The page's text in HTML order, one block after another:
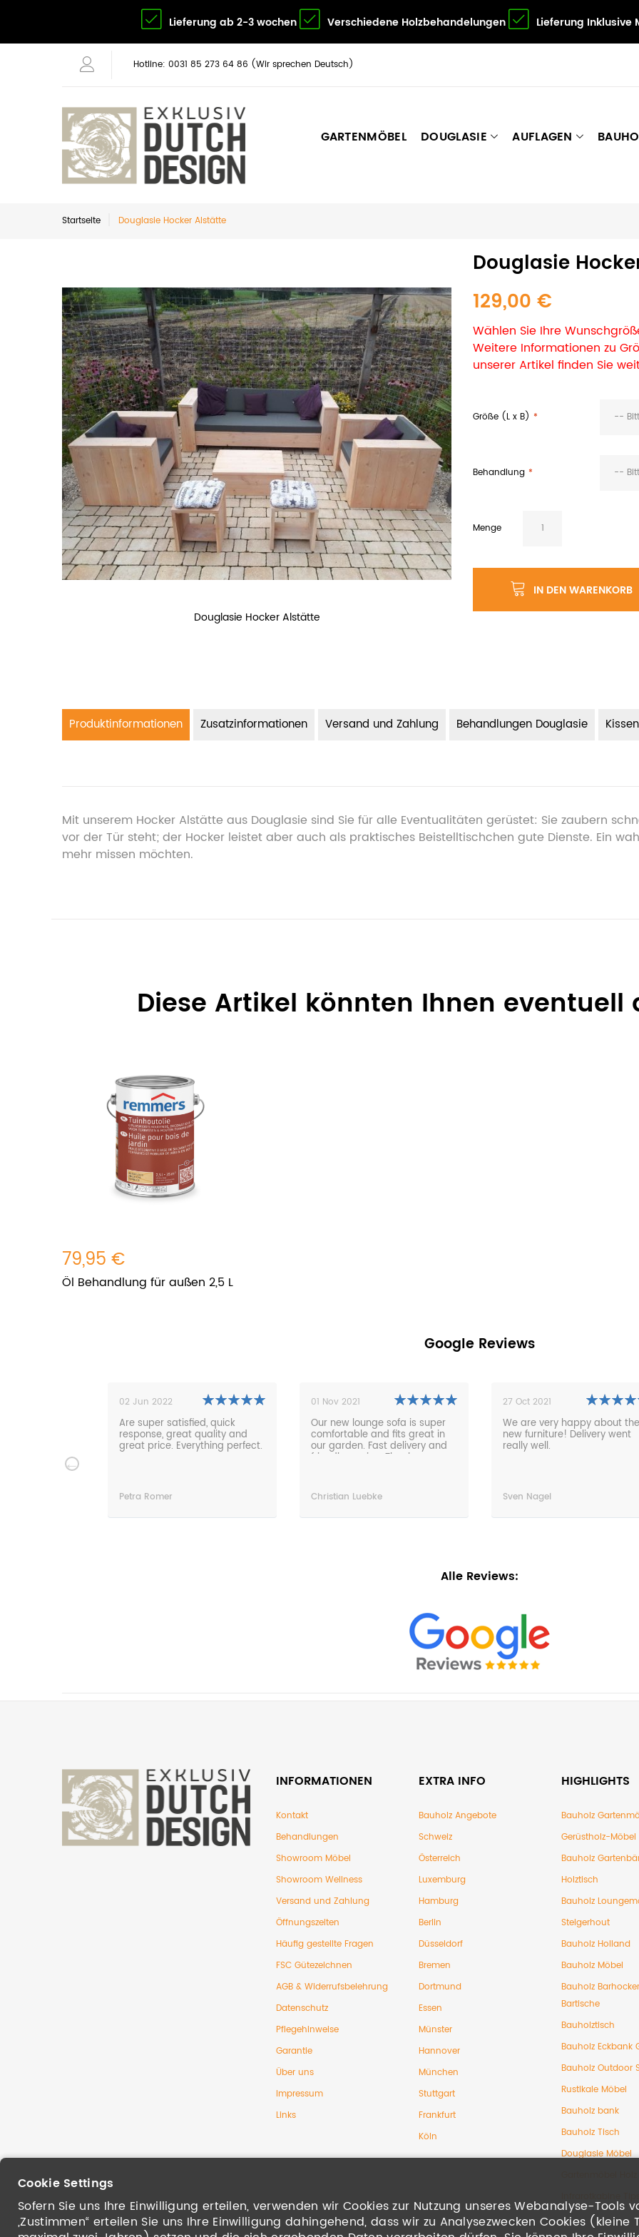
Lieferung ab 2-3 wochen Verschiedene Holzbehandelungen Lieferung Inklusive
Hotline: 0031 85 273 64 86 (Wir sprechen Deutsch)
GARTENMÖBEL DOUGLASIE AUFLAGEN
Startseite Douglasie Hocker Alstätte
Douglasie
129,00 €
Wählen Sie Ihre
Weitere Informationen zu
unserer Artikel finden Sie
Größe (L x B) --
Behandlung --
Menge
IN DEN WARENKORB
Douglasie Hocker Alstätte
Produktinformationen
Mit unserem Hocker Alstätte aus Douglasie sind Sie für alle Eventualitäten gerüstet: Sie zaubern
vor der Tür steht; der Hocker leistet aber auch als praktisches Beistelltischchen gute Dienste. Ein
mehr missen möchten.
Zusatzinformationen Versand und Zahlung Behandlungen Douglasie
Diese Artikel könnten Ihnen
79,95 €
Öl Behandlung für außen 2,5 L
Google Reviews
Länge etwas
02 Jun 2022
Are super satisfied, quick
response, great quality and
great price. Everything perfect.
Petra Romer
01 Nov 2021
Our new lounge sofa is super
comfortable and fits great in
our garden. Fast delivery and
friendly service. Thanks very
Christian Luebke
27 Oct 2021
We are very happy about the
new furniture! Delivery went
really well.
Sven Nagel
Alle Reviews:
INFORMATIONEN
Kontakt
Behandlungen
Showroom Möbel
Showroom Wellness
Versand und Zahlung
Öffnungszeiten
Häufig gestellte Fragen
FSC Gütezeichnen
AGB & Widerrufsbelehrung
Datenschutz
Pflegehinweise
Garantie
Über uns
Impressum
Links
EXTRA INFO
Bauholz Angebote
Schweiz
Österreich
Luxemburg
Hamburg
Berlin
Düsseldorf
Bremen
Dortmund
Essen
Münster
Hannover
München
Stuttgart
Frankfurt
Köln
HIGHLIGHTS
Bauholz
Gerüstholz-Möbel
Bauholz
Holztisch
Bauholz
Steigerhout
Bauholz Holland
Bauholz Möbel
Bauholz
Bartische
Bauholztisch
Bauholz Eckbank
Bauholz Outdoor
Rustikale Möbel
Bauholz bank
Bauholz Tisch
Douglasie Möbel
Cookie Settings
Sofern Sie uns Ihre Einwilligung erteilen, verwenden wir Cookies zur Nutzung unseres Webanalyse-Tools
„Zustimmen“ erteilen Sie uns Ihre Einwilligung dahingehend, dass wir zu Analysezwecken Cookies